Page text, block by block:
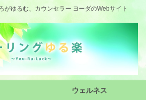
がゆるむ、カウンセラー ヨーダのWebサイト
ウェルネス